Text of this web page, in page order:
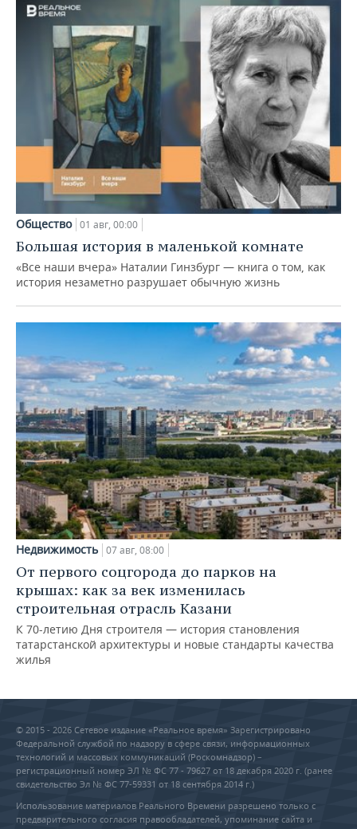
Общество 01 авг, 00:00
Большая история в маленькой комнате
«Все наши вчера» Наталии Гинзбург — книга о том, как
история незаметно разрушает обычную жизнь
Недвижимость 07 авг, 08:00
От первого соцгорода до парков на
крышах: как за век изменилась
строительная отрасль Казани
К 70-летию Дня строителя — история становления
татарстанской архитектуры и новые стандарты качества
жилья
© 2015 - 2026 Сетевое издание «Реальное время» Зарегистрировано
Федеральной службой по надзору в сфере связи, информационных
технологий и массовых коммуникаций (Роскомнадзор) –
регистрационный номер ЭЛ № ФС 77 - 79627 от 18 декабря 2020 г. (ранее
свидетельство Эл № ФС 77-59331 от 18 сентября 2014 г.)
Использование материалов Реального Времени разрешено только с
предварительного согласия правообладателей, упоминание сайта и